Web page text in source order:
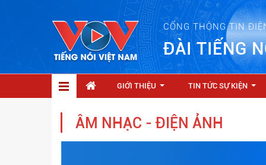
CỔNG THÔNG TIN
ĐÀI TIẾNG
GIỚI THIỆU TIN TỨC SỰ KIỆN
ÂM NHẠC - ĐIỆN ẢNH